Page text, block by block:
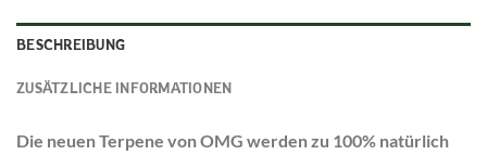
BESCHREIBUNG
ZUSÄTZLICHE INFORMATIONEN
Die neuen Terpene von OMG werden zu 100% natürlich